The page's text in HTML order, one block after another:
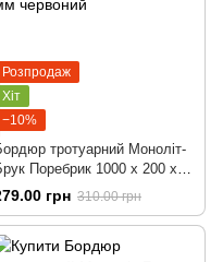
Розпродаж
Хіт
−10%
тротуарний Моноліт-
Поребрик 1000 х 200 х
мм червоний
грн 310.00 грн